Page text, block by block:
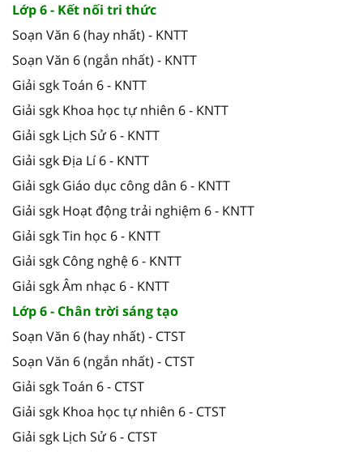
Lớp 6 - Kết nối tri thức
Soạn Văn 6 (hay nhất) - KNTT
Soạn Văn 6 (ngắn nhất) - KNTT
Giải sgk Toán 6 - KNTT
Giải sgk Khoa học tự nhiên 6 - KNTT
Giải sgk Lịch Sử 6 - KNTT
Giải sgk Địa Lí 6 - KNTT
Giải sgk Giáo dục công dân 6 - KNTT
Giải sgk Hoạt động trải nghiệm 6 - KNTT
Giải sgk Tin học 6 - KNTT
Giải sgk Công nghệ 6 - KNTT
Giải sgk Âm nhạc 6 - KNTT
Lớp 6 - Chân trời sáng tạo
Soạn Văn 6 (hay nhất) - CTST
Soạn Văn 6 (ngắn nhất) - CTST
Giải sgk Toán 6 - CTST
Giải sgk Khoa học tự nhiên 6 - CTST
Giải sgk Lịch Sử 6 - CTST